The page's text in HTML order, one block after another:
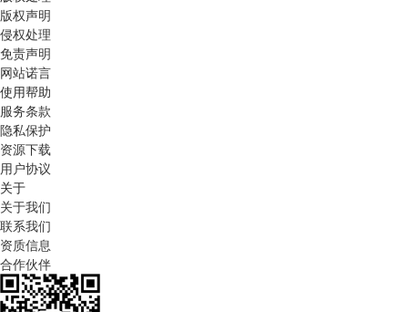
版权声明
侵权处理
免责声明
网站诺言
使用帮助
服务条款
隐私保护
资源下载
用户协议
关于
关于我们
联系我们
资质信息
合作伙伴